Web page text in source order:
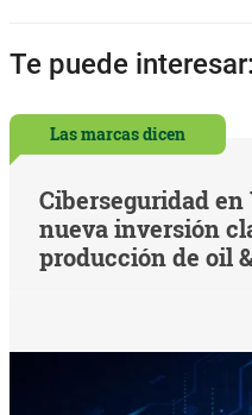
Te puede interesar:
Las marcas dicen
Ciberseguridad en
nueva inversión
producción de oil